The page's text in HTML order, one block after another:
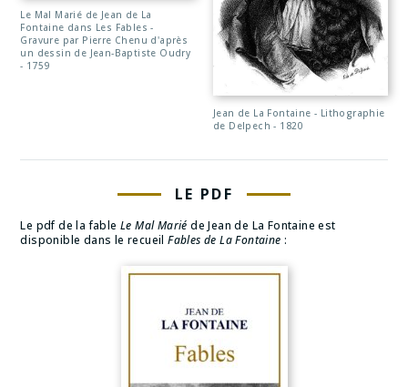
Le Mal Marié de Jean de La
Fontaine dans Les Fables -
Gravure par Pierre Chenu d'après
un dessin de Jean-Baptiste Oudry
- 1759
Jean de La Fontaine - Lithographie
de Delpech - 1820
LE PDF
Le pdf de la fableLe Mal Marié de Jean de La Fontaine est
disponible dans le recueilFables de La Fontaine :